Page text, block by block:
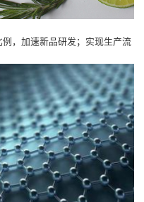
，加速新品研发；实现生产流